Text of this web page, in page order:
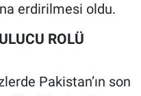
erdirilmesi oldu.
ROLÜ
Pakistan’ın son